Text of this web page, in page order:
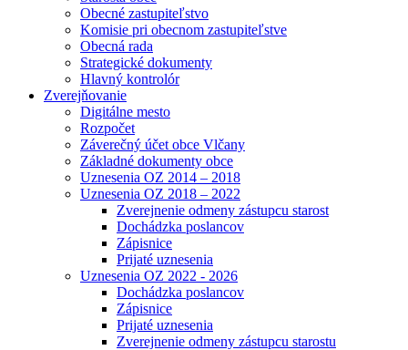
Obecné zastupiteľstvo
Komisie pri obecnom zastupiteľstve
Obecná rada
Strategické dokumenty
Hlavný kontrolór
Zverejňovanie
Digitálne mesto
Rozpočet
Záverečný účet obce Vlčany
Základné dokumenty obce
Uznesenia OZ 2014 – 2018
Uznesenia OZ 2018 – 2022
Zverejnenie odmeny zástupcu starost
Dochádzka poslancov
Zápisnice
Prijaté uznesenia
Uznesenia OZ 2022 - 2026
Dochádzka poslancov
Zápisnice
Prijaté uznesenia
Zverejnenie odmeny zástupcu starostu